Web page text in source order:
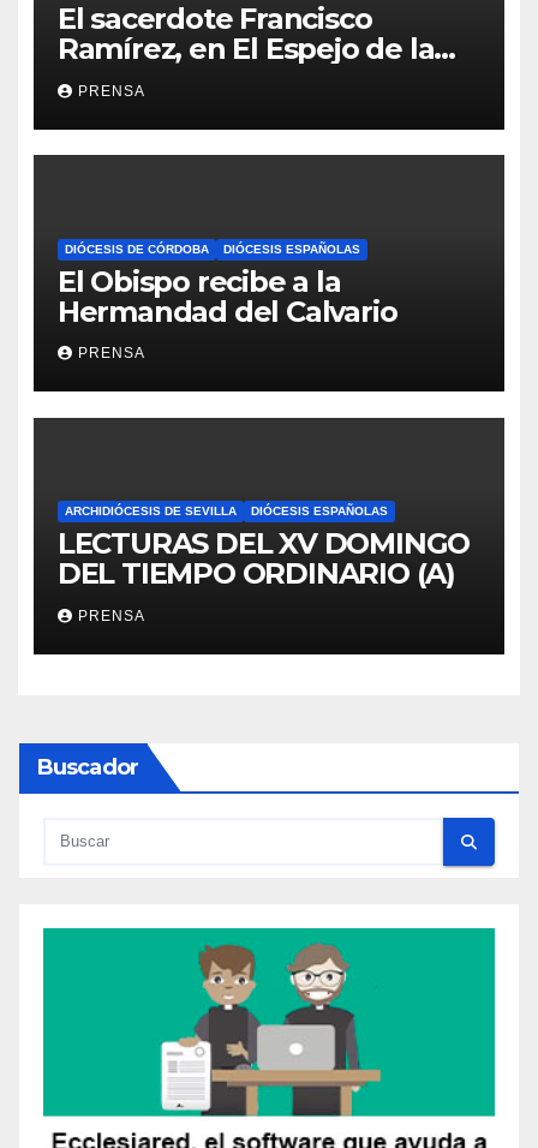
El sacerdote Francisco
Ramírez, en El Espejo de la
Iglesia
PRENSA
DIÓCESIS DE CÓRDOBA DIÓCESIS ESPAÑOLAS
El Obispo recibe a la
Hermandad del Calvario
PRENSA
ARCHIDIÓCESIS DE SEVILLA DIÓCESIS ESPAÑOLAS
LECTURAS DEL XV DOMINGO
DEL TIEMPO ORDINARIO (A)
PRENSA
Buscador